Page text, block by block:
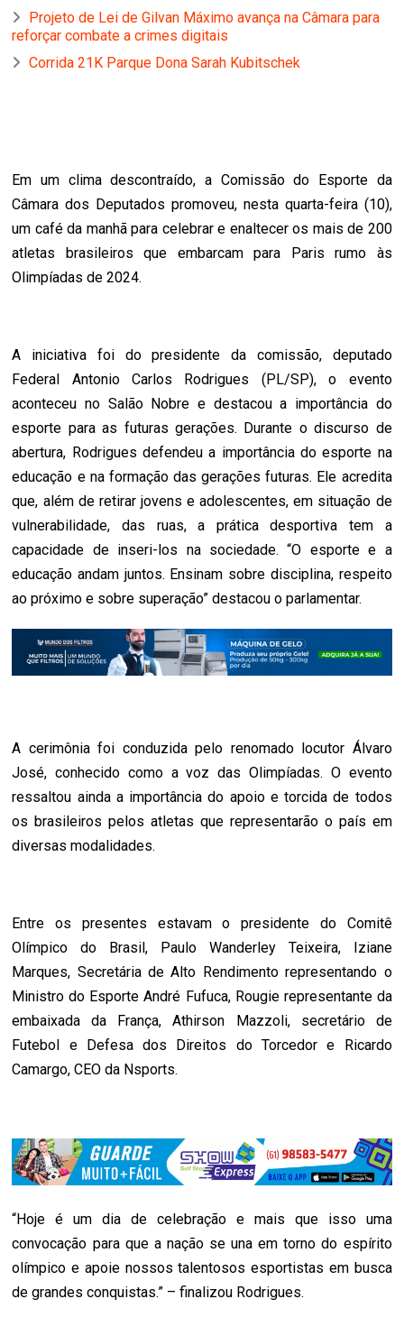
Projeto de Lei de Gilvan Máximo avança na Câmara para
reforçar combate a crimes digitais
Corrida 21K Parque Dona Sarah Kubitschek
Em um clima descontraído, a Comissão do Esporte da
Câmara dos Deputados promoveu, nesta quarta-feira (10),
um café da manhã para celebrar e enaltecer os mais de 200
atletas brasileiros que embarcam para Paris rumo às
Olimpíadas de 2024.
A iniciativa foi do presidente da comissão, deputado
Federal Antonio Carlos Rodrigues (PL/SP), o evento
aconteceu no Salão Nobre e destacou a importância do
esporte para as futuras gerações. Durante o discurso de
abertura, Rodrigues defendeu a importância do esporte na
educação e na formação das gerações futuras. Ele acredita
que, além de retirar jovens e adolescentes, em situação de
vulnerabilidade, das ruas, a prática desportiva tem a
capacidade de inseri-los na sociedade. “O esporte e a
educação andam juntos. Ensinam sobre disciplina, respeito
ao próximo e sobre superação” destacou o parlamentar.
A cerimônia foi conduzida pelo renomado locutor Álvaro
José, conhecido como a voz das Olimpíadas. O evento
ressaltou ainda a importância do apoio e torcida de todos
os brasileiros pelos atletas que representarão o país em
diversas modalidades.
Entre os presentes estavam o presidente do Comitê
Olímpico do Brasil, Paulo Wanderley Teixeira, Iziane
Marques, Secretária de Alto Rendimento representando o
Ministro do Esporte André Fufuca, Rougie representante da
embaixada da França, Athirson Mazzoli, secretário de
Futebol e Defesa dos Direitos do Torcedor e Ricardo
Camargo, CEO da Nsports.
“Hoje é um dia de celebração e mais que isso uma
convocação para que a nação se una em torno do espírito
olímpico e apoie nossos talentosos esportistas em busca
de grandes conquistas.” – finalizou Rodrigues.